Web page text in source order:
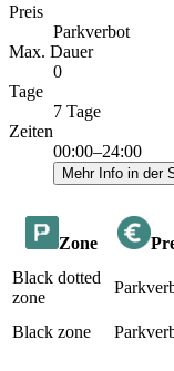
Preis
Parkverbot
Max. Dauer
0
Tage
7 Tage
Zeiten
00:00–24:00
Mehr Info in der
Zone
Black dotted
zone
Black zone